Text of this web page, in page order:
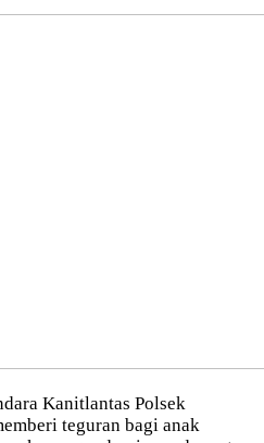
Kanitlantas Polsek
teguran bagi anak